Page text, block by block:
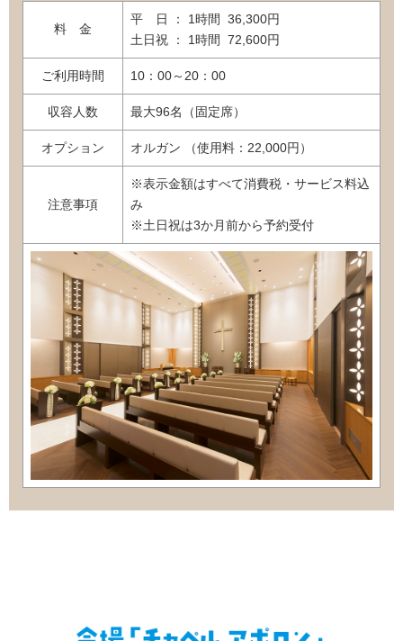
料 金
平 日 ： 1時間 36,300円
土日祝 ： 1時間 72,600円
ご利用時間 10：00～20：00
収容人数 最大96名（固定席）
オプション オルガン （使用料：22,000円）
注意事項
※表示金額はすべて消費税・サービス料込
み
※土日祝は3か月前から予約受付